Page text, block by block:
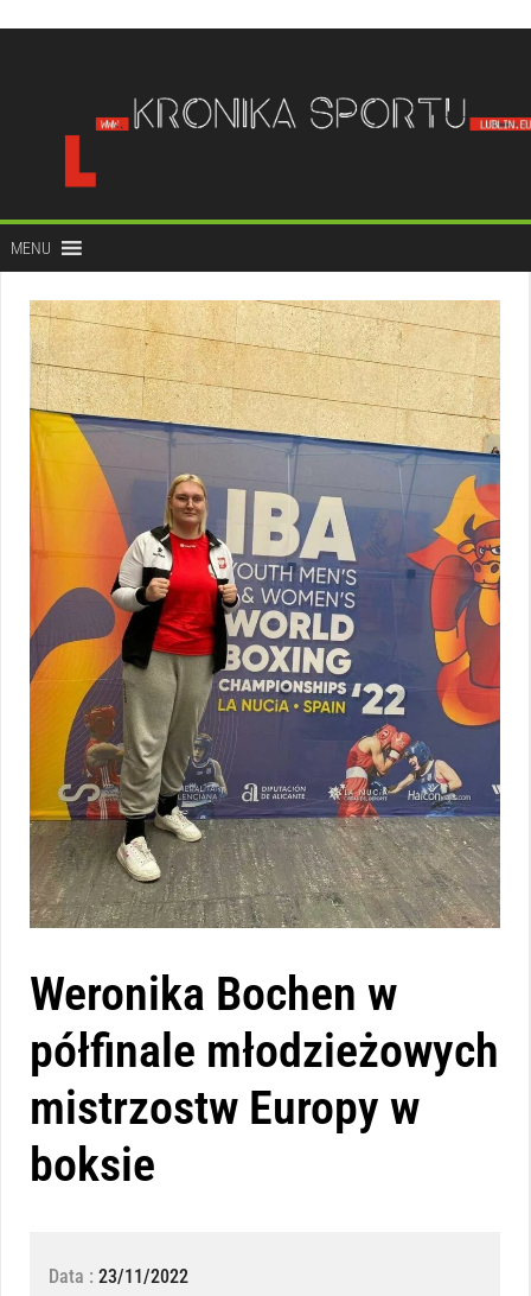
treści
MENU
Weronika Bochen w
półfinale młodzieżowych
mistrzostw Europy w
boksie
Data : 23/11/2022